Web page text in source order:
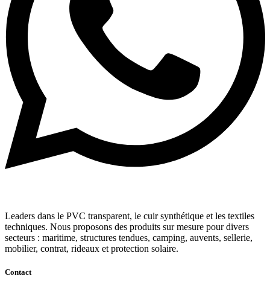
Leaders dans le PVC transparent, le cuir synthétique et les textiles
techniques. Nous proposons des produits sur mesure pour divers
secteurs : maritime, structures tendues, camping, auvents, sellerie,
mobilier, contrat, rideaux et protection solaire.
Contact